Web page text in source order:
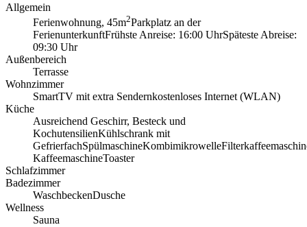
Allgemein
Ferienwohnung, 45m2Parkplatz an der
FerienunterkunftFrühste Anreise: 16:00 UhrSpäteste Abreise:
09:30 Uhr
Außenbereich
Terrasse
Wohnzimmer
SmartTV mit extra Sendernkostenloses Internet (WLAN)
Küche
Ausreichend Geschirr, Besteck und
KochutensilienKühlschrank mit
GefrierfachSpülmaschineKombimikrowelle
KaffeemaschineToaster
Schlafzimmer
Badezimmer
WaschbeckenDusche
Wellness
Sauna